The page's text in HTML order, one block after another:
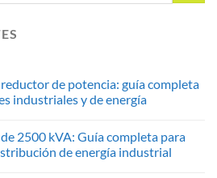
de potencia: guía completa
industriales y de energía
2500 kVA: Guía completa para
de energía industrial